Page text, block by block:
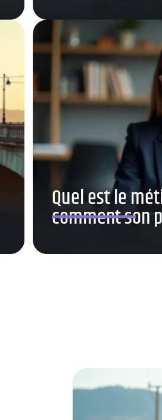
Quel est le
comment son